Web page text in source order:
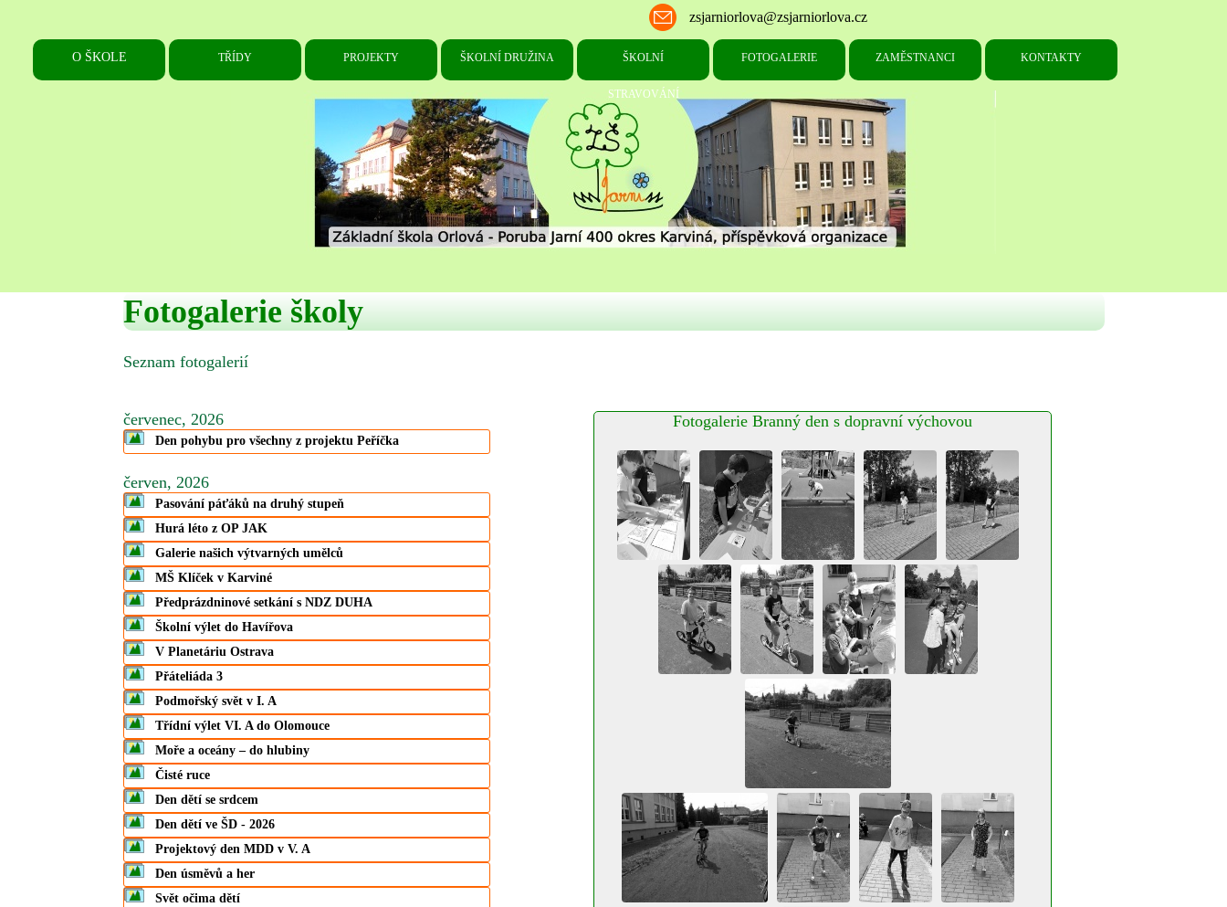
Fotogalerie školy
Seznam fotogalerií
červenec, 2026
Den pohybu pro všechny z projektu Peříčka
červen, 2026
Pasování páťáků na druhý stupeň
Hurá léto z OP JAK
Galerie našich výtvarných umělců
MŠ Klíček v Karviné
Předprázdninové setkání s NDZ DUHA
Školní výlet do Havířova
V Planetáriu Ostrava
Přáteliáda 3
Podmořský svět v I. A
Třídní výlet VI. A do Olomouce
Moře a oceány – do hlubiny
Čisté ruce
Den dětí se srdcem
Den dětí ve ŠD - 2026
Projektový den MDD v V. A
Den úsměvů a her
Svět očima dětí
Fotogalerie Branný den s dopravní výchovou